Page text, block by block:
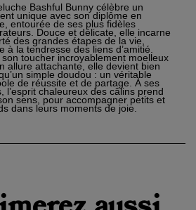
×
Bashful Bunny célèbre un
unique avec son diplôme en
entourée de ses plus fidèles
Douce et délicate, elle incarne
des grandes étapes de la vie,
à la tendresse des liens d’amitié.
son toucher incroyablement moelleux
allure attachante, elle devient bien
simple doudou : un véritable
de réussite et de partage. À ses
l’esprit chaleureux des câlins prend
sens, pour accompagner petits et
dans leurs moments de joie.